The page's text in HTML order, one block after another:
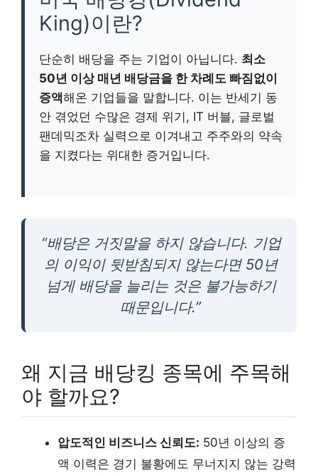
King)이란?
단순히 배당을 주는 기업이 아닙니다. 최소
50년 이상 매년 배당금을 한 차례도 빠짐없이
증액해온 기업들을 말합니다. 이는 반세기 동
안 겪었던 수많은 경제 위기, IT 버블, 글로벌
팬데믹조차 실력으로 이겨내고 주주와의 약속
을 지켰다는 위대한 증거입니다.
“배당은 거짓말을 하지 않습니다. 기업
의 이익이 뒷받침되지 않는다면 50년
넘게 배당을 늘리는 것은 불가능하기
때문입니다.”
왜 지금 배당킹 종목에 주목해
야 할까요?
압도적인 비즈니스 신뢰도: 50년 이상의 증
액 이력은 경기 불황에도 무너지지 않는 강력